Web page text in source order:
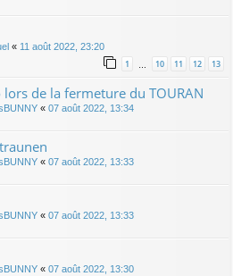
« 11 août 2022, 23:20
1 … 10 11 12 13
de la fermeture du TOURAN
« 07 août 2022, 13:34
« 07 août 2022, 13:33
« 07 août 2022, 13:33
« 07 août 2022, 13:30